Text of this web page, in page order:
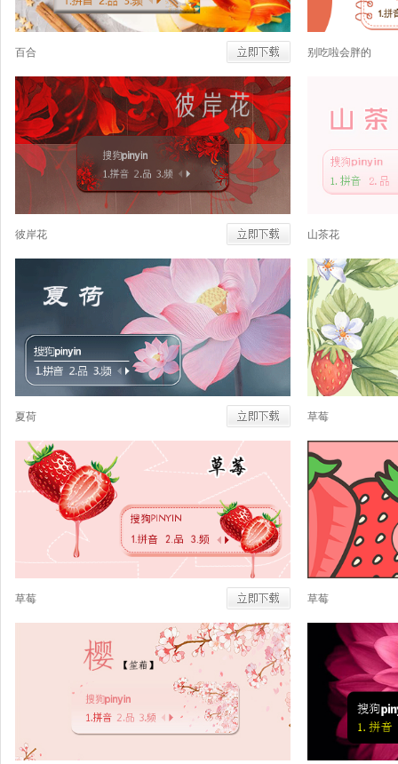
百合 别吃啦会胖的
彼岸花 山茶花
夏荷 草莓
草莓 草莓